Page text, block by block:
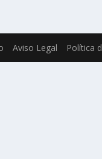
Aviso Legal Política